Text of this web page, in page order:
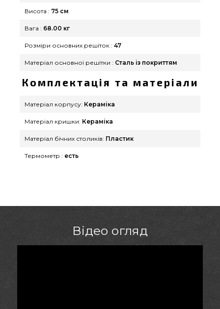
Висота : 75 см
Вага : 68.00 кг
Розміри основних решіток : 47
Матеріал основної решітки : Сталь із покриттям
Комплектація та матеріали
Матеріал корпусу: Кераміка
Матеріал кришки: Кераміка
Матеріал бічних столиків: Пластик
Термометр : есть
Відео огляд